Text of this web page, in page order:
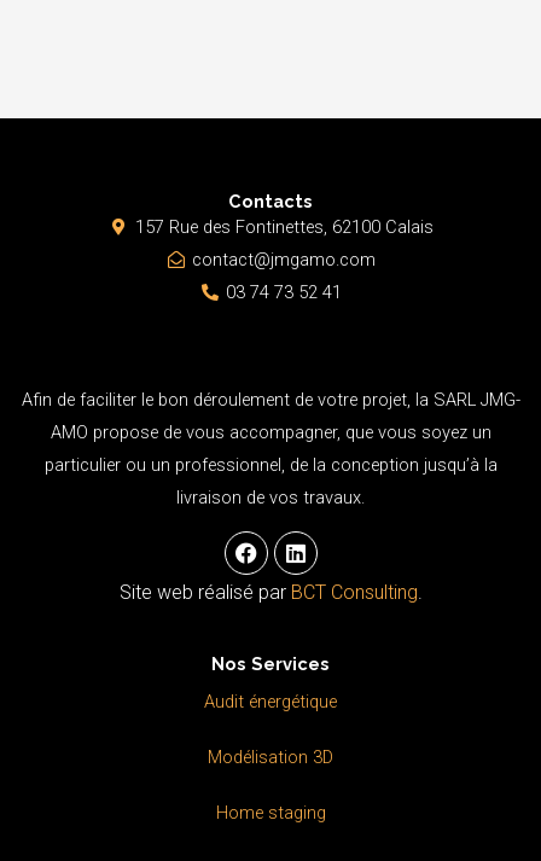
Contacts
157 Rue des Fontinettes, 62100 Calais
contact@jmgamo.com
03 74 73 52 41
Afin de faciliter le bon déroulement de votre projet, la SARL JMG-
AMO propose de vous accompagner, que vous soyez un
particulier ou un professionnel, de la conception jusqu’à la
livraison de vos travaux.
F
a
c
e
o
k
L
i
n
k
i
n
Site web réalisé par BCT Consulting.
Nos Services
Audit énergétique
Modélisation 3D
Home staging